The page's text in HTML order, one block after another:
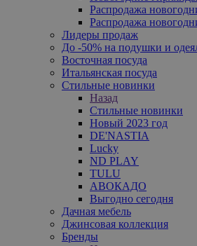
Распродажа
Распродажа
Лидеры продаж
До -50% на подушки и
Восточная посуда
Итальянская посуда
Стильные новинки
Назад
Стильные новинки
Новый 2023 год
DE'NASTIA
Lucky
ND PLAY
TULU
АВОКАДО
Выгодно сегодня
Дачная мебель
Джинсовая коллекция
Бренды